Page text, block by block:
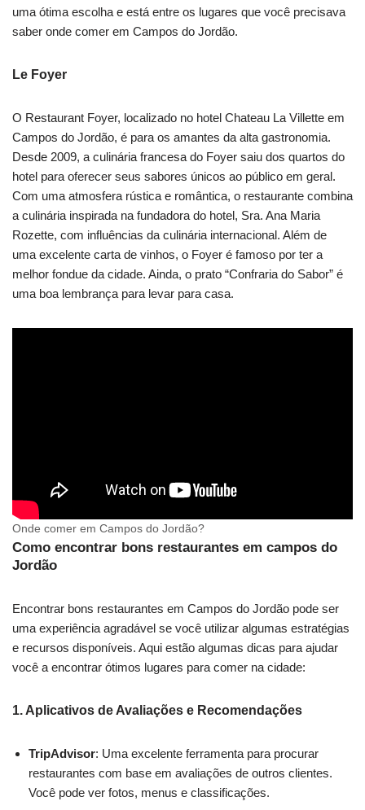
uma ótima escolha e está entre os lugares que você precisava
saber onde comer em Campos do Jordão.
Le Foyer
O Restaurant Foyer, localizado no hotel Chateau La Villette em
Campos do Jordão, é para os amantes da alta gastronomia.
Desde 2009, a culinária francesa do Foyer saiu dos quartos do
hotel para oferecer seus sabores únicos ao público em geral.
Com uma atmosfera rústica e romântica, o restaurante combina
a culinária inspirada na fundadora do hotel, Sra. Ana Maria
Rozette, com influências da culinária internacional. Além de
uma excelente carta de vinhos, o Foyer é famoso por ter a
melhor fondue da cidade. Ainda, o prato “Confraria do Sabor” é
uma boa lembrança para levar para casa.
Onde comer em Campos do Jordão?
Como encontrar bons restaurantes em campos do
Jordão
Encontrar bons restaurantes em Campos do Jordão pode ser
uma experiência agradável se você utilizar algumas estratégias
e recursos disponíveis. Aqui estão algumas dicas para ajudar
você a encontrar ótimos lugares para comer na cidade:
1. Aplicativos de Avaliações e Recomendações
TripAdvisor: Uma excelente ferramenta para procurar
restaurantes com base em avaliações de outros clientes.
Você pode ver fotos, menus e classificações.